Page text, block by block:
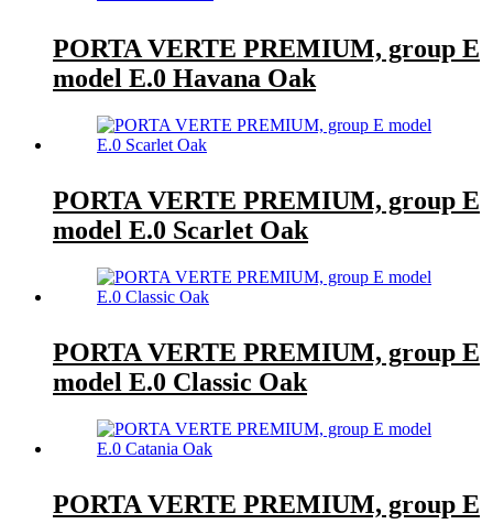
PORTA VERTE PREMIUM, group E
model E.0 Havana Oak
PORTA VERTE PREMIUM, group E
model E.0 Scarlet Oak
PORTA VERTE PREMIUM, group E
model E.0 Classic Oak
PORTA VERTE PREMIUM, group E